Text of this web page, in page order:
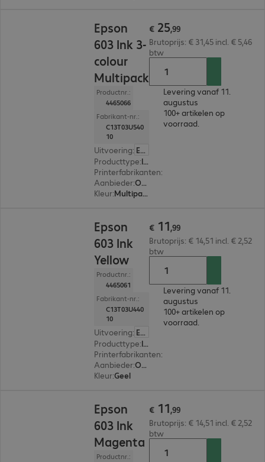
Epson
603 Ink 3-
colour
Multipack
Productnr.:
4465066
Fabrikant-nr.:
C13T03U540
10
Uitvoering: Europa
Producttype: Ink
Printerfabrikanten:
Aanbieder:
Origineel
Kleur: Multipack (cyan, magenta, yellow)
€ 25,99
Brutoprijs: € 31,45 incl. € 5,46
btw
Levering vanaf 11.
augustus
100+ artikelen op
voorraad.
Epson
603 Ink
Yellow
Productnr.:
4465061
Fabrikant-nr.:
C13T03U440
10
Uitvoering: Europa
Producttype: Ink
Printerfabrikanten:
Aanbieder:
Origineel
Kleur:Geel
€ 11,99
Brutoprijs: € 14,51 incl. € 2,52
btw
Levering vanaf 11.
augustus
100+ artikelen op
voorraad.
Epson
603 Ink
Magenta
Productnr.:
€ 11,99
Brutoprijs: € 14,51 incl. € 2,52
btw